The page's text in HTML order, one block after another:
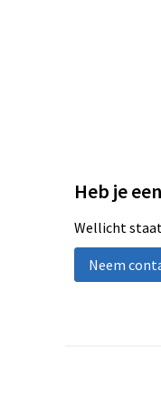
Heb je
Wellicht
Neem